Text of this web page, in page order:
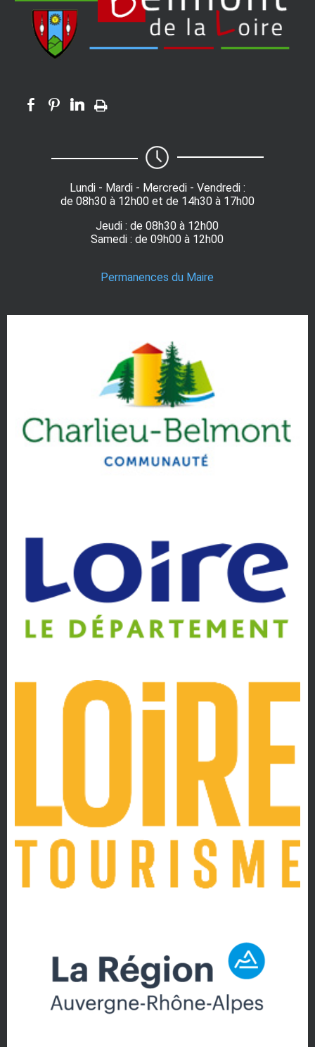
Lundi - Mardi - Mercredi - Vendredi :
de 08h30 à 12h00 et de 14h30 à 17h00
Jeudi : de 08h30 à 12h00
Samedi : de 09h00 à 12h00
Permanences du Maire